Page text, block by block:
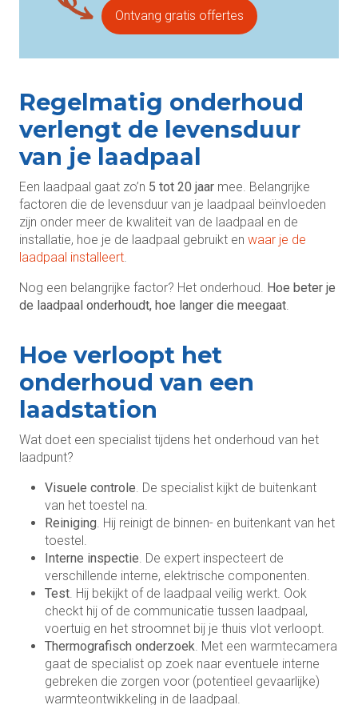
Ontvang gratis offertes
Regelmatig onderhoud
verlengt de levensduur
van je laadpaal
Een laadpaal gaat zo’n 5 tot 20 jaar mee. Belangrijke
factoren die de levensduur van je laadpaal beïnvloeden
zijn onder meer de kwaliteit van de laadpaal en de
installatie, hoe je de laadpaal gebruikt en waar je de
laadpaal installeert
Nog een belangrijke factor? Het onderhoud. Hoe beter je
de laadpaal onderhoudt, hoe langer die meegaat
Hoe verloopt het
onderhoud van een
laadstation
Wat doet een specialist tijdens het onderhoud van het
laadpunt?
Visuele controle . De specialist kijkt de buitenkant
van het toestel na.
Reiniging . Hij reinigt de binnen- en buitenkant van het
toestel.
Interne inspectie . De expert inspecteert de
verschillende interne, elektrische componenten.
Test . Hij bekijkt of de laadpaal veilig werkt. Ook
checkt hij of de communicatie tussen laadpaal,
voertuig en het stroomnet bij je thuis vlot verloopt.
Thermografisch onderzoek . Met een warmtecamera
gaat de specialist op zoek naar eventuele interne
gebreken die zorgen voor (potentieel gevaarlijke)
warmteontwikkeling in de laadpaal.